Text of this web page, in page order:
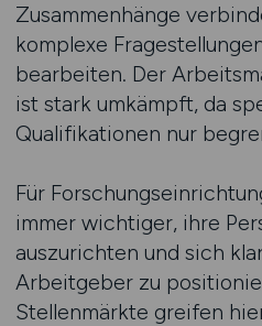
Zusammenhänge
komplexe
bearbeiten. Der
ist stark umkämpft, da
Qualifikationen nur
Für
immer wichtiger, ihre
auszurichten und sich
Arbeitgeber zu
Stellenmärkte greifen